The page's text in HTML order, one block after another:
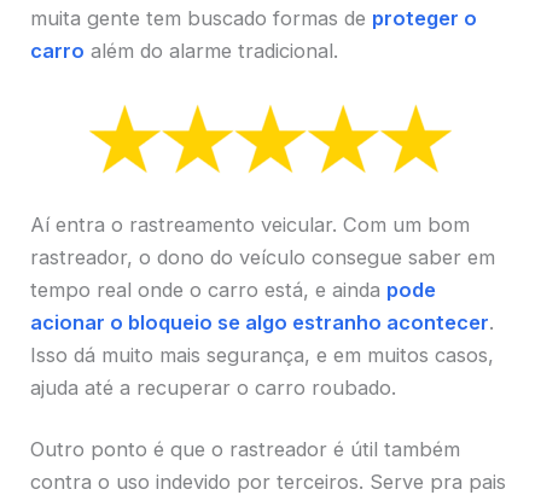
muita gente tem buscado formas de proteger o
carro além do alarme tradicional.
Aí entra o rastreamento veicular. Com um bom
rastreador, o dono do veículo consegue saber em
tempo real onde o carro está, e ainda pode
acionar o bloqueio se algo estranho acontecer.
Isso dá muito mais segurança, e em muitos casos,
ajuda até a recuperar o carro roubado.
Outro ponto é que o rastreador é útil também
contra o uso indevido por terceiros. Serve pra pais